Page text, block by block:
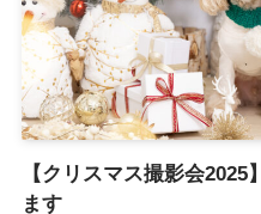
【クリスマス撮影会
ます